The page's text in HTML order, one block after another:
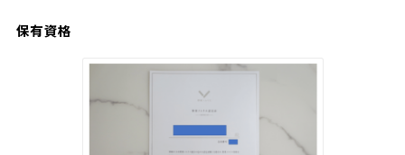
保有資格